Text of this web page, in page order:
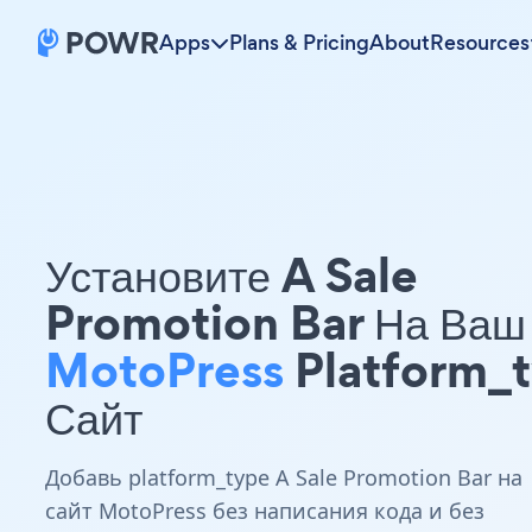
Apps Plans & PricingAboutResources
Установите A Sale
Promotion Bar На Ваш
MotoPress
Сайт
Добавь platform_type A Sale Promotion Bar на
сайт MotoPress без написания кода и без